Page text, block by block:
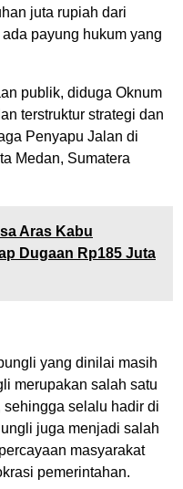
juta rupiah dari
payung hukum yang
publik, diduga Oknum
terstruktur strategi dan
Penyapu Jalan di
Medan, Sumatera
Aras Kabu
Dugaan Rp185 Juta
yang dinilai masih
merupakan salah satu
selalu hadir di
juga menjadi salah
masyarakat
pemerintahan.